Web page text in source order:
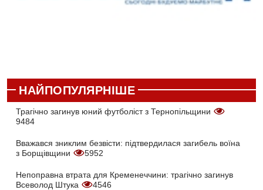
НАЙПОПУЛЯРНІШЕ
Трагічно загинув юний футболіст з Тернопільщини
9484
Вважався зниклим безвісти: підтвердилася загибель воїна
з Борщівщини
5952
Непоправна втрата для Кременеччини: трагічно загинув
Всеволод Штука
4546